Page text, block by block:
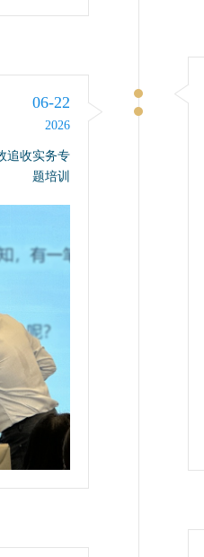
06-22
2026
追收实务专
题培训